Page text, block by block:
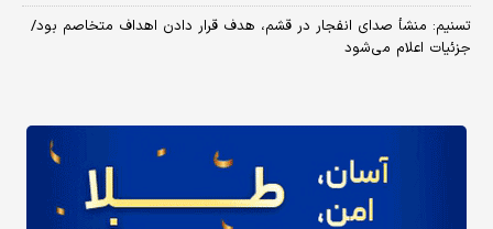
تسنیم: منشأ صدای انفجار در قشم، هدف قرار دادن اهداف متخاصم بود/
جزئیات اعلام می‌شود